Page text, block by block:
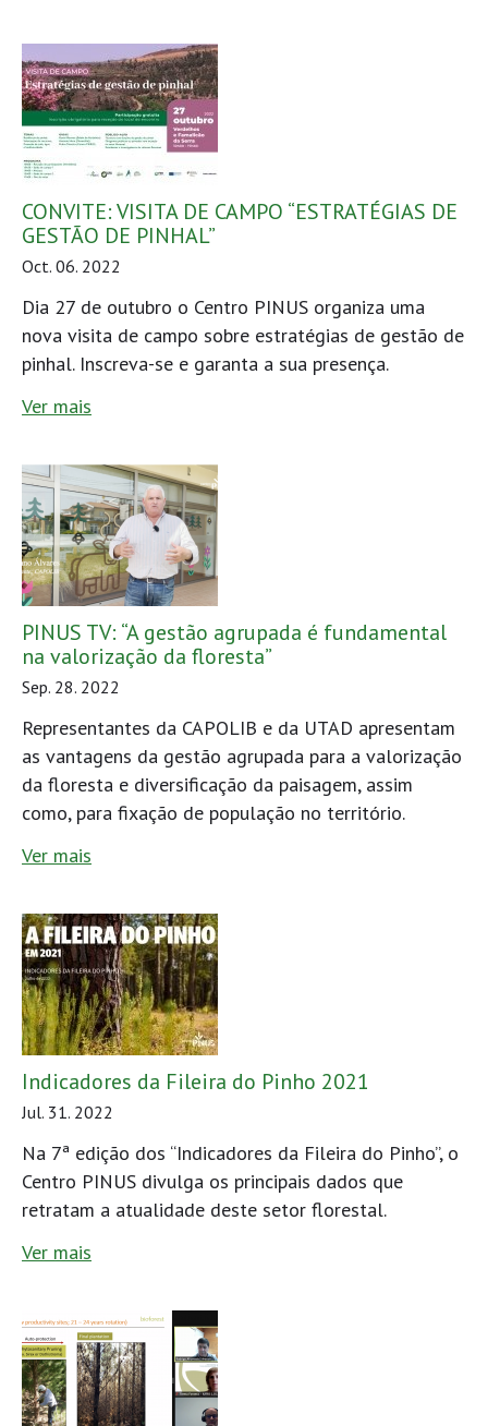
CONVITE: VISITA DE CAMPO “ESTRATÉGIAS DE
GESTÃO DE PINHAL”
Oct. 06. 2022
Dia 27 de outubro o Centro PINUS organiza uma
nova visita de campo sobre estratégias de gestão de
pinhal. Inscreva-se e garanta a sua presença.
Ver mais
PINUS TV: “A gestão agrupada é fundamental
na valorização da floresta”
Sep. 28. 2022
Representantes da CAPOLIB e da UTAD apresentam
as vantagens da gestão agrupada para a valorização
da floresta e diversificação da paisagem, assim
como, para fixação de população no território.
Ver mais
Indicadores da Fileira do Pinho 2021
Jul. 31. 2022
Na 7ª edição dos “Indicadores da Fileira do Pinho”, o
Centro PINUS divulga os principais dados que
retratam a atualidade deste setor florestal.
Ver mais